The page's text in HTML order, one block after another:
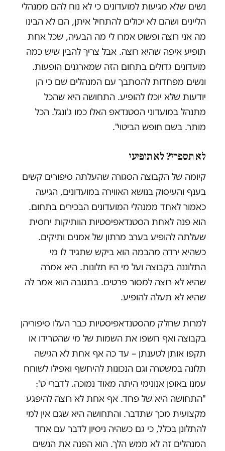
נשים שלא מגיעות למועדונים כי לא נוח להם ממנהלי
הליינים ושהם לא יכולים להתחיל איתן, הם לא הבינו
מה אני רוצה ופשוט אמרו לי מה הבעיה, שכל אחת
תופיע איפה שהיא רוצה. אבל צריך להבין שיש כמה
מועדונים גדולים בתחום הזה שמארגנים הופעות.
ונשים מפחדות להסתבך עם המנהלים שם כי הן
יודעות שלא יוכלו להופיע. התחושה היא שהכל
מתנהל במועדוני הסטנדאפ האלו כמו ג'ונגל. הכל
מותר. בשם חופש הביטוי".
לא תספרי? לא תופיעי
קיומה של הקבוצה הסגורה שהעלתה סיפורים קשים
בענף והעיסוק בנושא האווירה במועדונים, הגיעה
כאמור לאחד ממנהלי המועדונים הבכירים בתחום.
הוא פנה לאחת הסטנדאפיסטיות הוותיקות יחסית
שעלתה להופיע בערב מרתון של אמנים ותיקים.
כשהיא ירדה מהבמה הוא ביקש שתגיד לו מי
התלוננה בקבוצה ועל מי היו תלונות. היא אמרה
שהיא לא רוצה למסור פרטים. בתגובה הוא אמר לה
שהיא לא תעלה להופיע.
למרות שחלק מהסטנדאפיסטיות כבר העלו סיפוריהן
בקבוצה ואף חשפו את השמות של מי שהטרידו או
תקפו אותן לטענתן – עד כה אף אחת לא הגישה
תלונה במשטרה וגם הנכונות להיחשף ואפילו לשוחח
עמנו באופן אנונימי היתה מאוד נמוכה. לדברי ט':
"התחושה היא של פחד. אף אחת לא רוצה להיפגע
מקצועית מכך שתדבר. והתחושה היא שגם אין למי
להתלונן בכלל, כי גם כשהיה ניסיון לדבר עם אחד
המנהלים זה לא ממש הלך. הוא הפנה את הנשים